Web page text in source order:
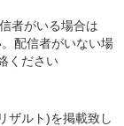
者がいる場合は
配信者がいない場
ください
ザルト)を掲載致し